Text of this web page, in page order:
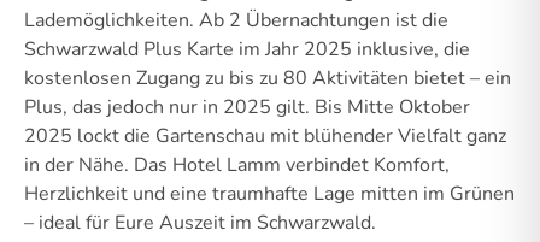
Lademöglichkeiten. Ab 2 Übernachtungen ist die
Schwarzwald Plus Karte im Jahr 2025 inklusive, die
kostenlosen Zugang zu bis zu 80 Aktivitäten bietet – ein
Plus, das jedoch nur in 2025 gilt. Bis Mitte Oktober
2025 lockt die Gartenschau mit blühender Vielfalt ganz
in der Nähe. Das Hotel Lamm verbindet Komfort,
Herzlichkeit und eine traumhafte Lage mitten im Grünen
– ideal für Eure Auszeit im Schwarzwald.